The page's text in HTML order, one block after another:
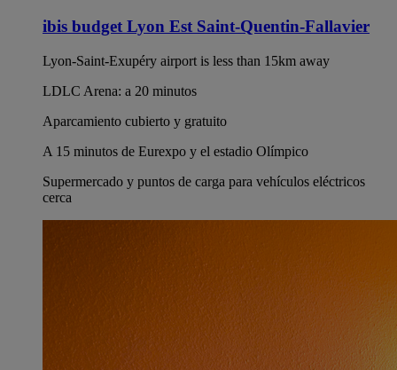
ibis budget Lyon Est Saint-Quentin-Fallavier
Lyon-Saint-Exupéry airport is less than 15km away
LDLC Arena: a 20 minutos
Aparcamiento cubierto y gratuito
A 15 minutos de Eurexpo y el estadio Olímpico
Supermercado y puntos de carga para vehículos eléctricos
cerca